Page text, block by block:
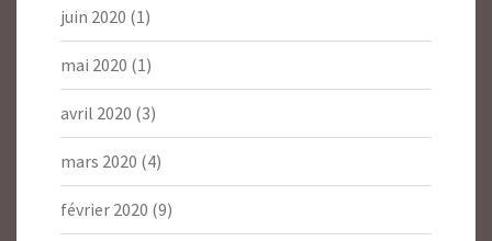
juin 2020 (1)
mai 2020 (1)
avril 2020 (3)
mars 2020 (4)
février 2020 (9)